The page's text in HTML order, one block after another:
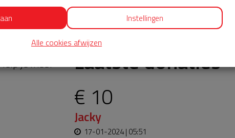
moet
je mee?
Laatste donaties
€ 10
Jacky
17-01-2024 | 05:51
Instellingen
Alle cookies afwijzen